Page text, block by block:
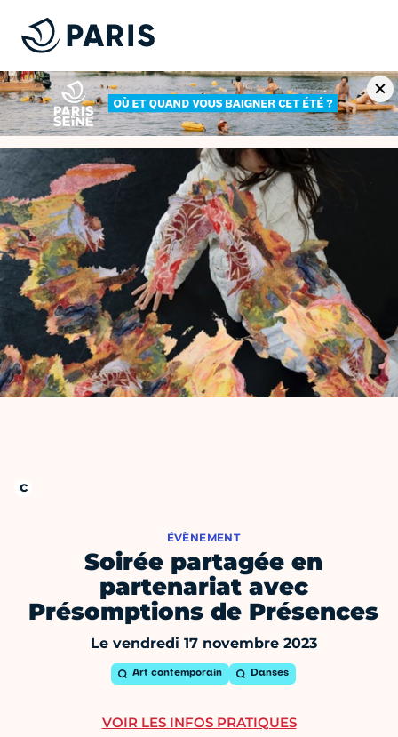
ÉVÈNEMENT
Soirée partagée en
partenariat avec
Présomptions de Présences
Le vendredi 17 novembre 2023
Art contemporain Danses
VOIR LES INFOS PRATIQUES